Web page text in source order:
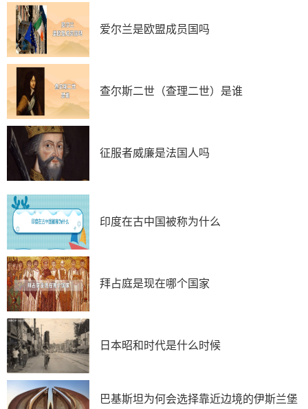
大陆从来都是分裂的，从来就没有真正统一过，印度在世
界就是个地理概念。印度只有在强大的外力统治的时候，
才可能会象征性的结合在一起。一旦外力消失了，就会立
即四分五裂。其次，印度大陆的宗教林立，特别是伊斯兰
教和印度教，双方自古就是非常对立。特别是在英国人统
治期间，为了分化印度便于统治，其人为的提高了伊斯兰
人的地位，削弱印度教的影响，更加深了双方的对立。再
则，印度人口众多而民族成分太复杂，印度大陆有几百个
民族，但没有一个占绝对优势的民族。印度最大的民族印
度斯坦族人，但其占比还不到一半，光是人口过千万的民
归根结底，印度大陆的分裂，根源在于印度从来没有
出现一位如秦始皇一样的人物，如果几百年以前，印度大
陆出现一位统治者，可以做到语言统一、度量衡统一，打
破原有的土邦统治领地，重新划分行政区域。那么，印度
大陆就会如中国一样，不管经历多少次的侵略和分裂，最
终还是会走向统一的。
所以说，印度的分裂是必然的，就算当时英国人可以
勉强让印巴继续还在一起，但随着时间的推移，他们依然
要走向分裂。
当然了，印度大陆的分裂，其实对周边国家来说却是
非常利好，特别是对中国。试想一下，如果现在印度大陆
爱尔兰是欧盟成员国吗
查尔斯二世（查理二世）是谁
征服者威廉是法国人吗
印度在古中国被称为什么
拜占庭是现在哪个国家
日本昭和时代是什么时候
巴基斯坦为何会选择靠近边境的伊斯兰堡